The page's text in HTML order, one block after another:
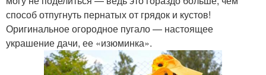
способ отпугнуть пернатых от грядок и кустов!
Оригинальное огородное пугало — настоящее
украшение дачи, ее «изюминка».